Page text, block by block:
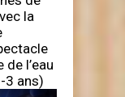
la
l’eau
3 ans)